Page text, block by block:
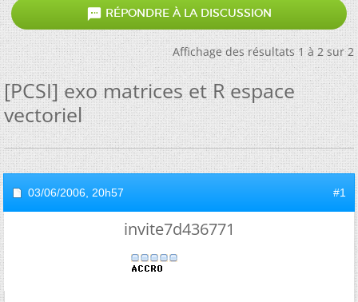
 RÉPONDRE À LA DISCUSSION
Affichage des résultats 1 à 2 sur 2
[PCSI] exo matrices et R espace
vectoriel
03/06/2006, 20h57 #1
invite7d436771